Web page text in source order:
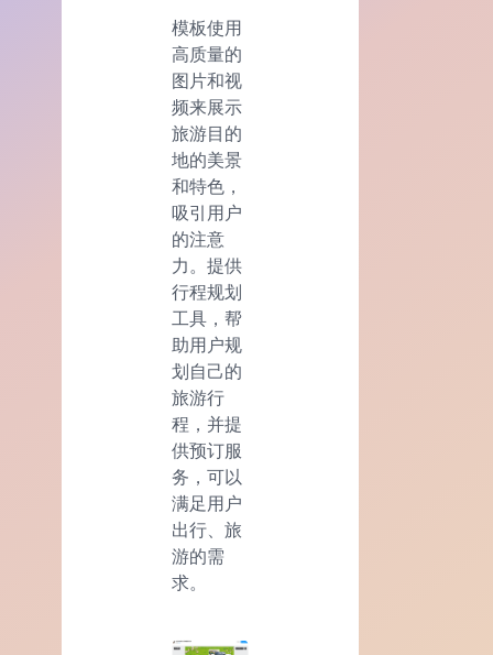
模板使用
高质量的
图片和视
频来展示
旅游目的
地的美景
和特色，
吸引用户
的注意
力。提供
行程规划
工具，帮
助用户规
划自己的
旅游行
程，并提
供预订服
务，可以
满足用户
出行、旅
游的需
求。